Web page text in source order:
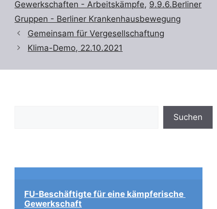
Gewerkschaften - Arbeitskämpfe, 9.9.6.Berliner
Gruppen - Berliner Krankenhausbewegung
Gemeinsam für Vergesellschaftung
Klima-Demo, 22.10.2021
Suchen
FU-Beschäftigte für eine kämpferische
Gewerkschaft